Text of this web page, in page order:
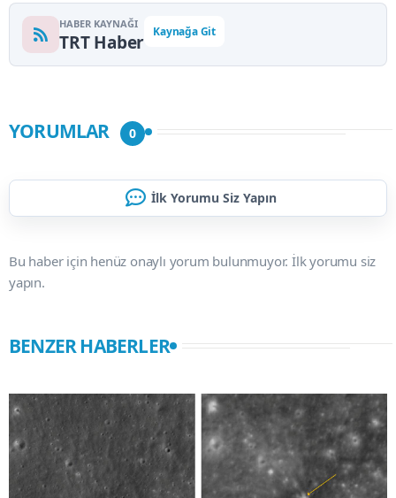
HABER KAYNAĞI
TRT Haber Kaynağa Git
YORUMLAR 0
İlk Yorumu Siz Yapın
Bu haber için henüz onaylı yorum bulunmuyor. İlk yorumu siz
yapın.
BENZER HABERLER